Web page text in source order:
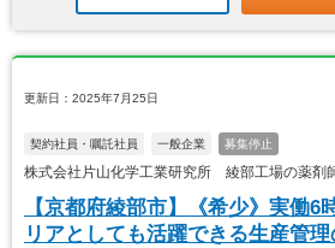
更新日：2025年7月25日
契約社員・嘱託社員 一般企業 募集停止
株式会社片山化学工業研究所 綾部工場の薬剤
【京都府綾部市】《希少》実働
リアとしても活躍できる生産管